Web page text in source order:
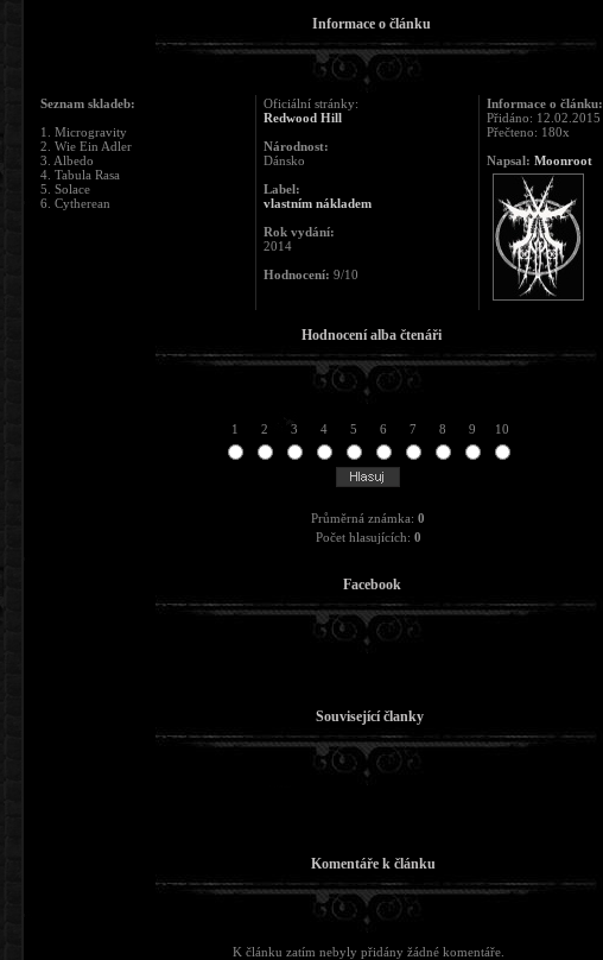
Informace o článku
Seznam skladeb:
1. Microgravity
2. Wie Ein Adler
3. Albedo
4. Tabula Rasa
5. Solace
6. Cytherean
Oficiální stránky:
Redwood Hill
Národnost:
Dánsko
Label:
vlastním nákladem
Rok vydání:
2014
Hodnocení: 9/10
Informace o článku:
Přidáno: 12.02.2015
Přečteno: 180x
Napsal: Moonroot
Hodnocení alba čtenáři
1 2 3 4 5 6 7 8 9 10
Průměrná známka: 0
Počet hlasujících: 0
Facebook
Související članky
Komentáře k článku
K článku zatím nebyly přidány žádné komentáře.